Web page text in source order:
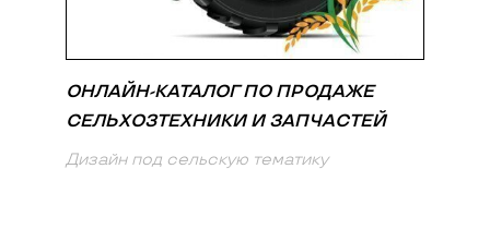
ОНЛАЙН-КАТАЛОГ ПО ПРОДАЖЕ
СЕЛЬХОЗТЕХНИКИ И ЗАПЧАСТЕЙ
Дизайн под сельскую тематику